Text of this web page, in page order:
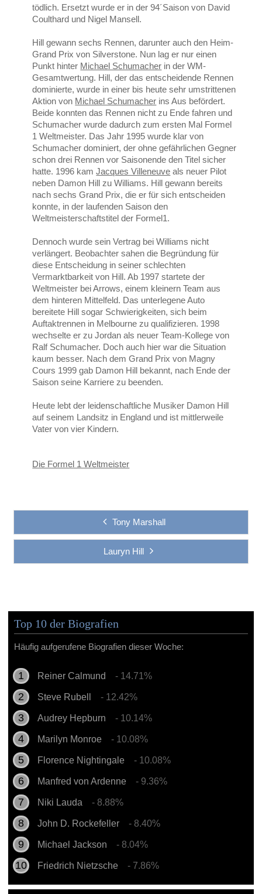
tödlich. Ersetzt wurde er in der 94´Saison von David
Coulthard und Nigel Mansell.
Hill gewann sechs Rennen, darunter auch den Heim-
Grand Prix von Silverstone. Nun lag er nur einen
Punkt hinter Michael Schumacher in der WM-
Gesamtwertung. Hill, der das entscheidende Rennen
dominierte, wurde in einer bis heute sehr umstrittenen
Aktion von Michael Schumacher ins Aus befördert.
Beide konnten das Rennen nicht zu Ende fahren und
Schumacher wurde dadurch zum ersten Mal Formel
1 Weltmeister. Das Jahr 1995 wurde klar von
Schumacher dominiert, der ohne gefährlichen Gegner
schon drei Rennen vor Saisonende den Titel sicher
hatte. 1996 kamJacques Villeneuve als neuer Pilot
neben Damon Hill zu Williams. Hill gewann bereits
nach sechs Grand Prix, die er für sich entscheiden
konnte, in der laufenden Saison den
Weltmeisterschaftstitel der Formel1.
Dennoch wurde sein Vertrag bei Williams nicht
verlängert. Beobachter sahen die Begründung für
diese Entscheidung in seiner schlechten
Vermarktbarkeit von Hill. Ab 1997 startete der
Weltmeister bei Arrows, einem kleinern Team aus
dem hinteren Mittelfeld. Das unterlegene Auto
bereitete Hill sogar Schwierigkeiten, sich beim
Auftaktrennen in Melbourne zu qualifizieren. 1998
wechselte er zu Jordan als neuer Team-Kollege von
Ralf Schumacher. Doch auch hier war die Situation
kaum besser. Nach dem Grand Prix von Magny
Cours 1999 gab Damon Hill bekannt, nach Ende der
Saison seine Karriere zu beenden.
Heute lebt der leidenschaftliche Musiker Damon Hill
auf seinem Landsitz in England und ist mittlerweile
Vater von vier Kindern.
Die Formel 1 Weltmeister
Tony Marshall
Lauryn Hill
Top 10 der Biografien
Häufig aufgerufene Biografien dieser Woche:
Reiner Calmund - 14.71%
Steve Rubell - 12.42%
Audrey Hepburn - 10.14%
Marilyn Monroe - 10.08%
Florence Nightingale - 10.08%
Manfred von Ardenne - 9.36%
Niki Lauda - 8.88%
John D. Rockefeller - 8.40%
Michael Jackson - 8.04%
Friedrich Nietzsche - 7.86%